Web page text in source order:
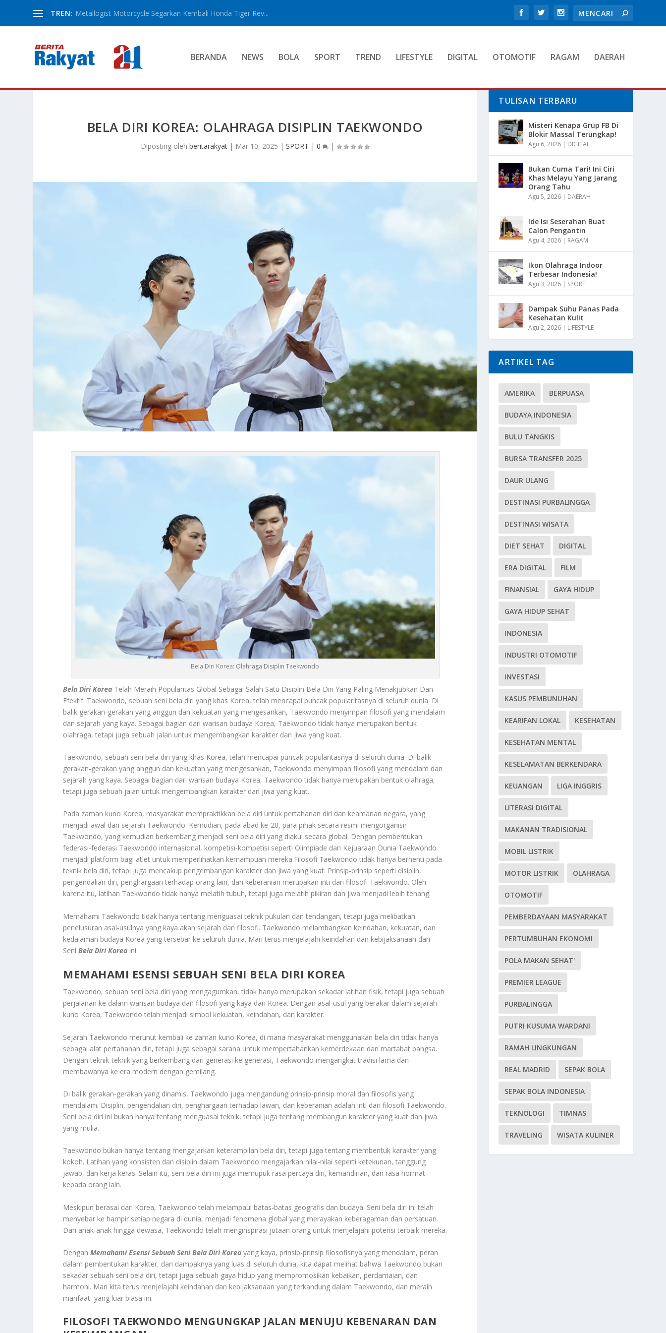
TREN: Metallogist Motorcycle Segarkan Kembali Honda Tiger Rev...
BERANDA NEWS BOLA SPORT TREND LIFESTYLE DIGITAL OTOMOTIF RAGAM DAERAH
BELA DIRI KOREA: OLAHRAGA DISIPLIN TAEKWONDO
Diposting olehberitarakyat | Mar 10, 2025 |SPORT |0 |
Bela Diri Korea: Olahraga Disiplin Taekwondo
Bela Diri Korea Telah Meraih Popularitas Global Sebagai Salah Satu Disiplin Bela Diri Yang Paling Menakjubkan Dan
Efektif. Taekwondo, sebuah seni bela diri yang khas Korea, telah mencapai puncak popularitasnya di seluruh dunia. Di
balik gerakan-gerakan yang anggun dan kekuatan yang mengesankan, Taekwondo menyimpan filosofi yang mendalam
dan sejarah yang kaya. Sebagai bagian dari warisan budaya Korea, Taekwondo tidak hanya merupakan bentuk
olahraga, tetapi juga sebuah jalan untuk mengembangkan karakter dan jiwa yang kuat.
Taekwondo, sebuah seni bela diri yang khas Korea, telah mencapai puncak popularitasnya di seluruh dunia. Di balik
gerakan-gerakan yang anggun dan kekuatan yang mengesankan, Taekwondo menyimpan filosofi yang mendalam dan
sejarah yang kaya. Sebagai bagian dari warisan budaya Korea, Taekwondo tidak hanya merupakan bentuk olahraga,
tetapi juga sebuah jalan untuk mengembangkan karakter dan jiwa yang kuat.
Pada zaman kuno Korea, masyarakat mempraktikkan bela diri untuk pertahanan diri dan keamanan negara, yang
menjadi awal dari sejarah Taekwondo. Kemudian, pada abad ke-20, para pihak secara resmi mengorganisir
Taekwondo, yang kemudian berkembang menjadi seni bela diri yang diakui secara global. Dengan pembentukan
federasi-federasi Taekwondo internasional, kompetisi-kompetisi seperti Olimpiade dan Kejuaraan Dunia Taekwondo
menjadi platform bagi atlet untuk memperlihatkan kemampuan mereka.Filosofi Taekwondo tidak hanya berhenti pada
teknik bela diri, tetapi juga mencakup pengembangan karakter dan jiwa yang kuat. Prinsip-prinsip seperti disiplin,
pengendalian diri, penghargaan terhadap orang lain, dan keberanian merupakan inti dari filosofi Taekwondo. Oleh
karena itu, latihan Taekwondo tidak hanya melatih tubuh, tetapi juga melatih pikiran dan jiwa menjadi lebih tenang.
Memahami Taekwondo tidak hanya tentang menguasai teknik pukulan dan tendangan, tetapi juga melibatkan
penelusuran asal-usulnya yang kaya akan sejarah dan filosofi. Taekwondo melambangkan keindahan, kekuatan, dan
kedalaman budaya Korea yang tersebar ke seluruh dunia. Mari terus menjelajahi keindahan dan kebijaksanaan dari
Seni Bela Diri Korea ini.
MEMAHAMI ESENSI SEBUAH SENI BELA DIRI KOREA
Taekwondo, sebuah seni bela diri yang mengagumkan, tidak hanya merupakan sekadar latihan fisik, tetapi juga sebuah
perjalanan ke dalam warisan budaya dan filosofi yang kaya dari Korea. Dengan asal-usul yang berakar dalam sejarah
kuno Korea, Taekwondo telah menjadi simbol kekuatan, keindahan, dan karakter.
Sejarah Taekwondo merunut kembali ke zaman kuno Korea, di mana masyarakat menggunakan bela diri tidak hanya
sebagai alat pertahanan diri, tetapi juga sebagai sarana untuk mempertahankan kemerdekaan dan martabat bangsa.
Dengan teknik-teknik yang berkembang dari generasi ke generasi, Taekwondo mengangkat tradisi lama dan
membawanya ke era modern dengan gemilang.
Di balik gerakan-gerakan yang dinamis, Taekwondo juga mengandung prinsip-prinsip moral dan filosofis yang
mendalam. Disiplin, pengendalian diri, penghargaan terhadap lawan, dan keberanian adalah inti dari filosofi Taekwondo.
Seni bela diri ini bukan hanya tentang menguasai teknik, tetapi juga tentang membangun karakter yang kuat dan jiwa
yang mulia.
Taekwondo bukan hanya tentang mengajarkan keterampilan bela diri, tetapi juga tentang membentuk karakter yang
kokoh. Latihan yang konsisten dan disiplin dalam Taekwondo mengajarkan nilai-nilai seperti ketekunan, tanggung
jawab, dan kerja keras. Selain itu, seni bela diri ini juga memupuk rasa percaya diri, kemandirian, dan rasa hormat
kepada orang lain.
Meskipun berasal dari Korea, Taekwondo telah melampaui batas-batas geografis dan budaya. Seni bela diri ini telah
menyebar ke hampir setiap negara di dunia, menjadi fenomena global yang merayakan keberagaman dan persatuan.
Dari anak-anak hingga dewasa, Taekwondo telah menginspirasi jutaan orang untuk menjelajahi potensi terbaik mereka.
DenganMemahami Esensi Sebuah Seni Bela Diri Korea yang kaya, prinsip-prinsip filosofisnya yang mendalam, peran
dalam pembentukan karakter, dan dampaknya yang luas di seluruh dunia, kita dapat melihat bahwa Taekwondo bukan
sekadar sebuah seni bela diri, tetapi juga sebuah gaya hidup yang mempromosikan kebaikan, perdamaian, dan
harmoni. Mari kita terus menjelajahi keindahan dan kebijaksanaan yang terkandung dalam Taekwondo, dan meraih
manfaat yang luar biasa ini.
FILOSOFI TAEKWONDO MENGUNGKAP JALAN MENUJU KEBENARAN DAN
TULISAN TERBARU
Misteri Kenapa Grup FB Di
Blokir Massal Terungkap!
Agu 6, 2026 | DIGITAL
Bukan Cuma Tari! Ini Ciri
Khas Melayu Yang Jarang
Orang Tahu
Agu 5, 2026 | DAERAH
Ide Isi Seserahan Buat
Calon Pengantin
Agu 4, 2026 | RAGAM
Ikon Olahraga Indoor
Terbesar Indonesia!
Agu 3, 2026 | SPORT
Dampak Suhu Panas Pada
Kesehatan Kulit
Agu 2, 2026 | LIFESTYLE
ARTIKEL TAG
AMERIKA BERPUASA
BUDAYA INDONESIA
BULU TANGKIS
BURSA TRANSFER 2025
DAUR ULANG
DESTINASI PURBALINGGA
DESTINASI WISATA
DIET SEHAT DIGITAL
ERA DIGITAL FILM
FINANSIAL GAYA HIDUP
GAYA HIDUP SEHAT
INDONESIA
INDUSTRI OTOMOTIF
INVESTASI
KASUS PEMBUNUHAN
KEARIFAN LOKAL KESEHATAN
KESEHATAN MENTAL
KESELAMATAN BERKENDARA
KEUANGAN LIGA INGGRIS
LITERASI DIGITAL
MAKANAN TRADISIONAL
MOBIL LISTRIK
MOTOR LISTRIK OLAHRAGA
OTOMOTIF
PEMBERDAYAAN MASYARAKAT
PERTUMBUHAN EKONOMI
POLA MAKAN SEHAT'
PREMIER LEAGUE
PURBALINGGA
PUTRI KUSUMA WARDANI
RAMAH LINGKUNGAN
REAL MADRID SEPAK BOLA
SEPAK BOLA INDONESIA
TEKNOLOGI TIMNAS
TRAVELING WISATA KULINER